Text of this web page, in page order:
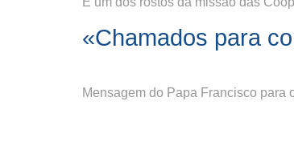
«Chamados para
Mensagem do Papa Francisco para